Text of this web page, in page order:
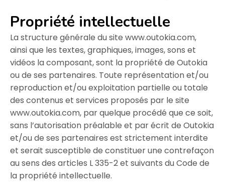
Propriété intellectuelle
La structure générale du site www.outokia.com,
ainsi que les textes, graphiques, images, sons et
vidéos la composant, sont la propriété de Outokia
ou de ses partenaires. Toute représentation et/ou
reproduction et/ou exploitation partielle ou totale
des contenus et services proposés par le site
www.outokia.com, par quelque procédé que ce soit,
sans l’autorisation préalable et par écrit de Outokia
et/ou de ses partenaires est strictement interdite
et serait susceptible de constituer une contrefaçon
au sens des articles L 335-2 et suivants du Code de
la propriété intellectuelle.